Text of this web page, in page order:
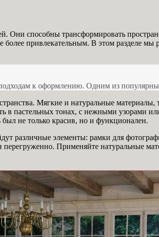
способны трансформировать
привлекательным. В этом разделе мы
к оформлению. Одним из
Мягкие и натуральные материалы,
в пастельных тонах, с нежными узорами
не только красив, но и функционален.
различные элементы: рамки для
Применяйте натуральные